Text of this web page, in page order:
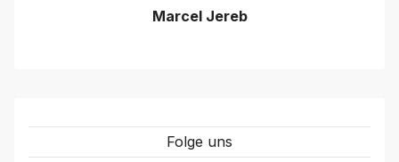
Marcel Jereb
Folge uns